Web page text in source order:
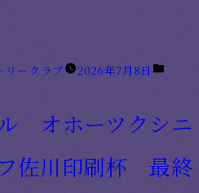
リークラブ
2026年7月8日
オホーツクシニ
佐川印刷杯 最終